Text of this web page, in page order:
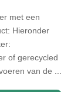
met een
Hieronder
of gerecycled
van de ...